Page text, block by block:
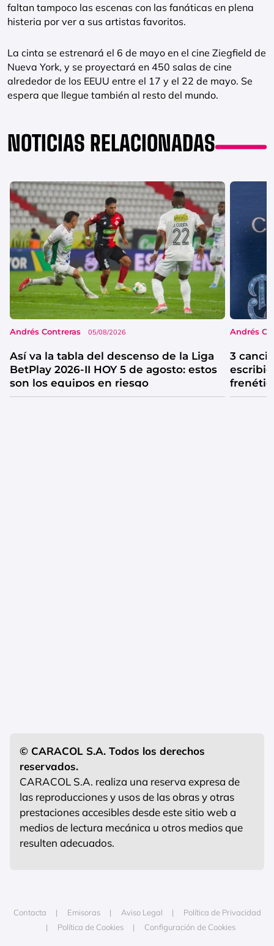
faltan tampoco las escenas con las fanáticas en plena
histeria por ver a sus artistas favoritos.
La cinta se estrenará el 6 de mayo en el cine Ziegfield de
Nueva York, y se proyectará en 450 salas de cine
alrededor de los EEUU entre el 17 y el 22 de mayo. Se
espera que llegue también al resto del mundo.
NOTICIAS RELACIONADAS
Andrés Contreras 05/08/2026
Así va la tabla del descenso de la Liga
BetPlay 2026-II HOY 5 de agosto: estos
son los equipos en riesgo
Andrés
3
© CARACOL S.A. Todos los derechos
reservados.
CARACOL S.A. realiza una reserva expresa de
las reproducciones y usos de las obras y otras
prestaciones accesibles desde este sitio web a
medios de lectura mecánica u otros medios que
resulten adecuados.
Contacta Emisoras Aviso Legal
Política de Privacidad
Política de Cookies
Configuración de Cookies